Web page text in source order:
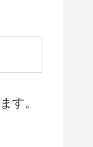
す。